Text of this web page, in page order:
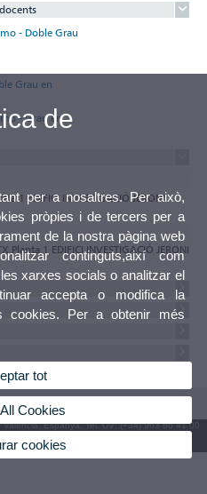
- Doble Grau
Grau en
- Grau en
1 EDIFICI INVESTIGACIÓ JERONI
Planta 1 EDIFICI INVESTIGACIÓ JERONI
Espanya. Tel. UV: (+34) 963 86 41 00
UV
de
per a nosaltres. Per això,
pròpies i de tercers per a
de la nostra pàgina web
continguts,així com
xarxes socials o analitzar el
accepta o modifica la
cookies. Per a obtenir més
tot
Cookies
cookies